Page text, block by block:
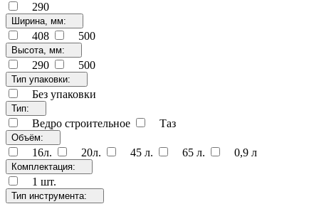
290
Ширина, мм:
408 500
Высота, мм:
290 500
Тип упаковки:
Без упаковки
Тип:
Ведро строительное Таз
Объём:
16л. 20л. 45 л. 65 л. 0,9 л
Комплектация:
1 шт.
Тип инструмента: